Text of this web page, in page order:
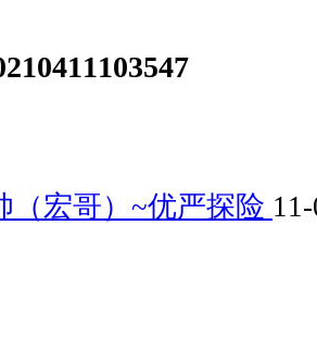
（宏哥）~优严探险